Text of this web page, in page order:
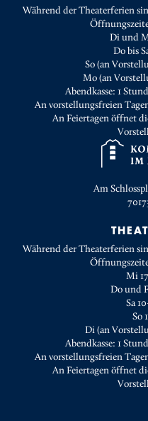
Während der Theaterferien
Di und
Do bis
So (an
Mo (an
Abendkasse: 1
An vorstellungsfreien
An Feiertagen öffnet
Am
Während der Theaterferien
Mi
Do und
Sa
So
Di (an
Abendkasse: 1
An vorstellungsfreien
An Feiertagen öffnet